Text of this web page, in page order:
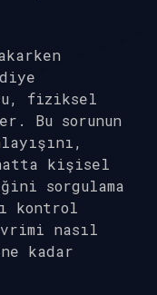
fiziksel
Bu sorunun
kişisel
sorgulama
kontrol
nasıl
kadar